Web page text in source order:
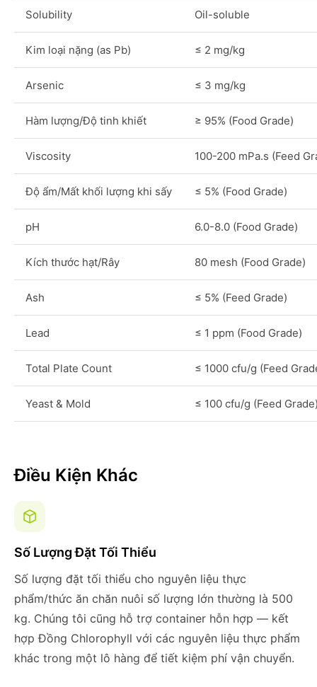
Solubility Oil-soluble
Kim loại nặng (as Pb) ≤ 2 mg/kg
Arsenic ≤ 3 mg/kg
Hàm lượng/Độ tinh khiết ≥ 95% (Food Grade)
Viscosity 100-200 mPa.s (Feed
Độ ẩm/Mất khối lượng khi sấy ≤ 5% (Food Grade)
pH 6.0-8.0 (Food Grade)
Kích thước hạt/Rây 80 mesh (Food Grade)
Ash ≤ 5% (Feed Grade)
Lead ≤ 1 ppm (Food Grade)
Total Plate Count ≤ 1000 cfu/g (Feed
Yeast & Mold ≤ 100 cfu/g (Feed
Điều Kiện Khác
Số Lượng Đặt Tối Thiểu
Số lượng đặt tối thiểu cho nguyên liệu thực
phẩm/thức ăn chăn nuôi số lượng lớn thường là 500
kg. Chúng tôi cũng hỗ trợ container hỗn hợp — kết
hợp Đồng Chlorophyll với các nguyên liệu thực phẩm
khác trong một lô hàng để tiết kiệm phí vận chuyển.